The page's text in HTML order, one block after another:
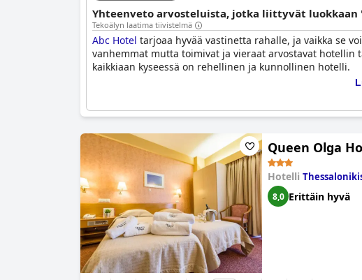
Yhteenveto arvosteluista, jotka liittyvät luokkaan
Tekoälyn laatima tiivistelmä
Abc Hotel tarjoaa hyvää vastinetta rahalle, ja vaikka se
vanhemmat mutta toimivat ja vieraat arvostavat hotellin
kaikkiaan kyseessä on rehellinen ja kunnollinen hotelli.
Queen Olga
Hotelli
8,0 Erittäin hyvä